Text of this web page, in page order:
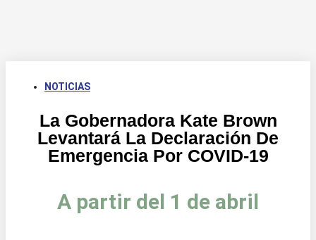
NOTICIAS
La Gobernadora Kate Brown
Levantará La Declaración De
Emergencia Por COVID-19
A partir del 1 de abril